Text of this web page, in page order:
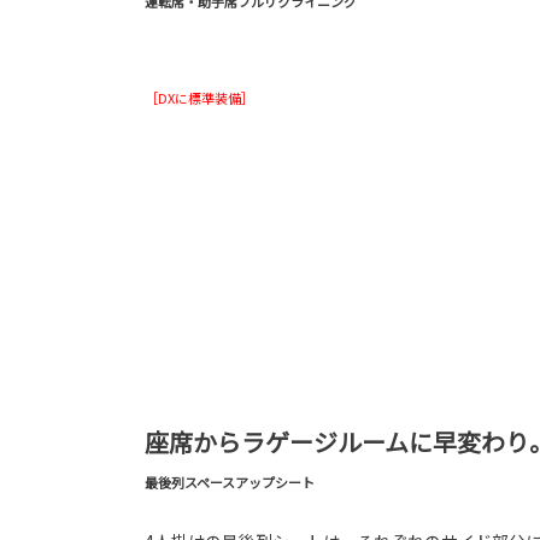
［DXに標準装備］
座席からラゲージルームに早変わり
最後列スペースアップシート